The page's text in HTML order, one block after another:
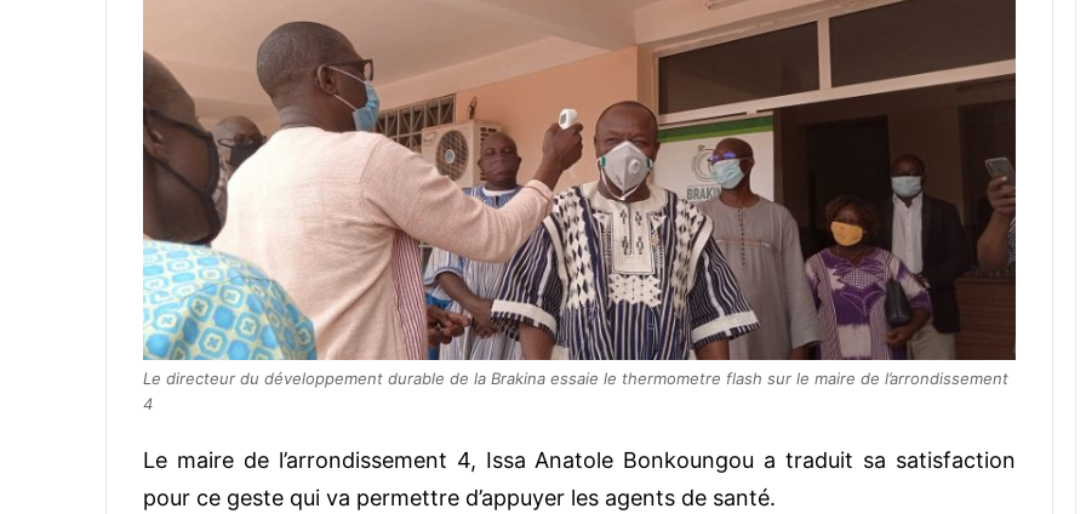
Le directeur du développement durable de la Brakina essaie le thermometre flash sur le maire de l’arrondissement
4
Le maire de l’arrondissement 4, Issa Anatole Bonkoungou a traduit sa satisfaction
pour ce geste qui va permettre d’appuyer les agents de santé.